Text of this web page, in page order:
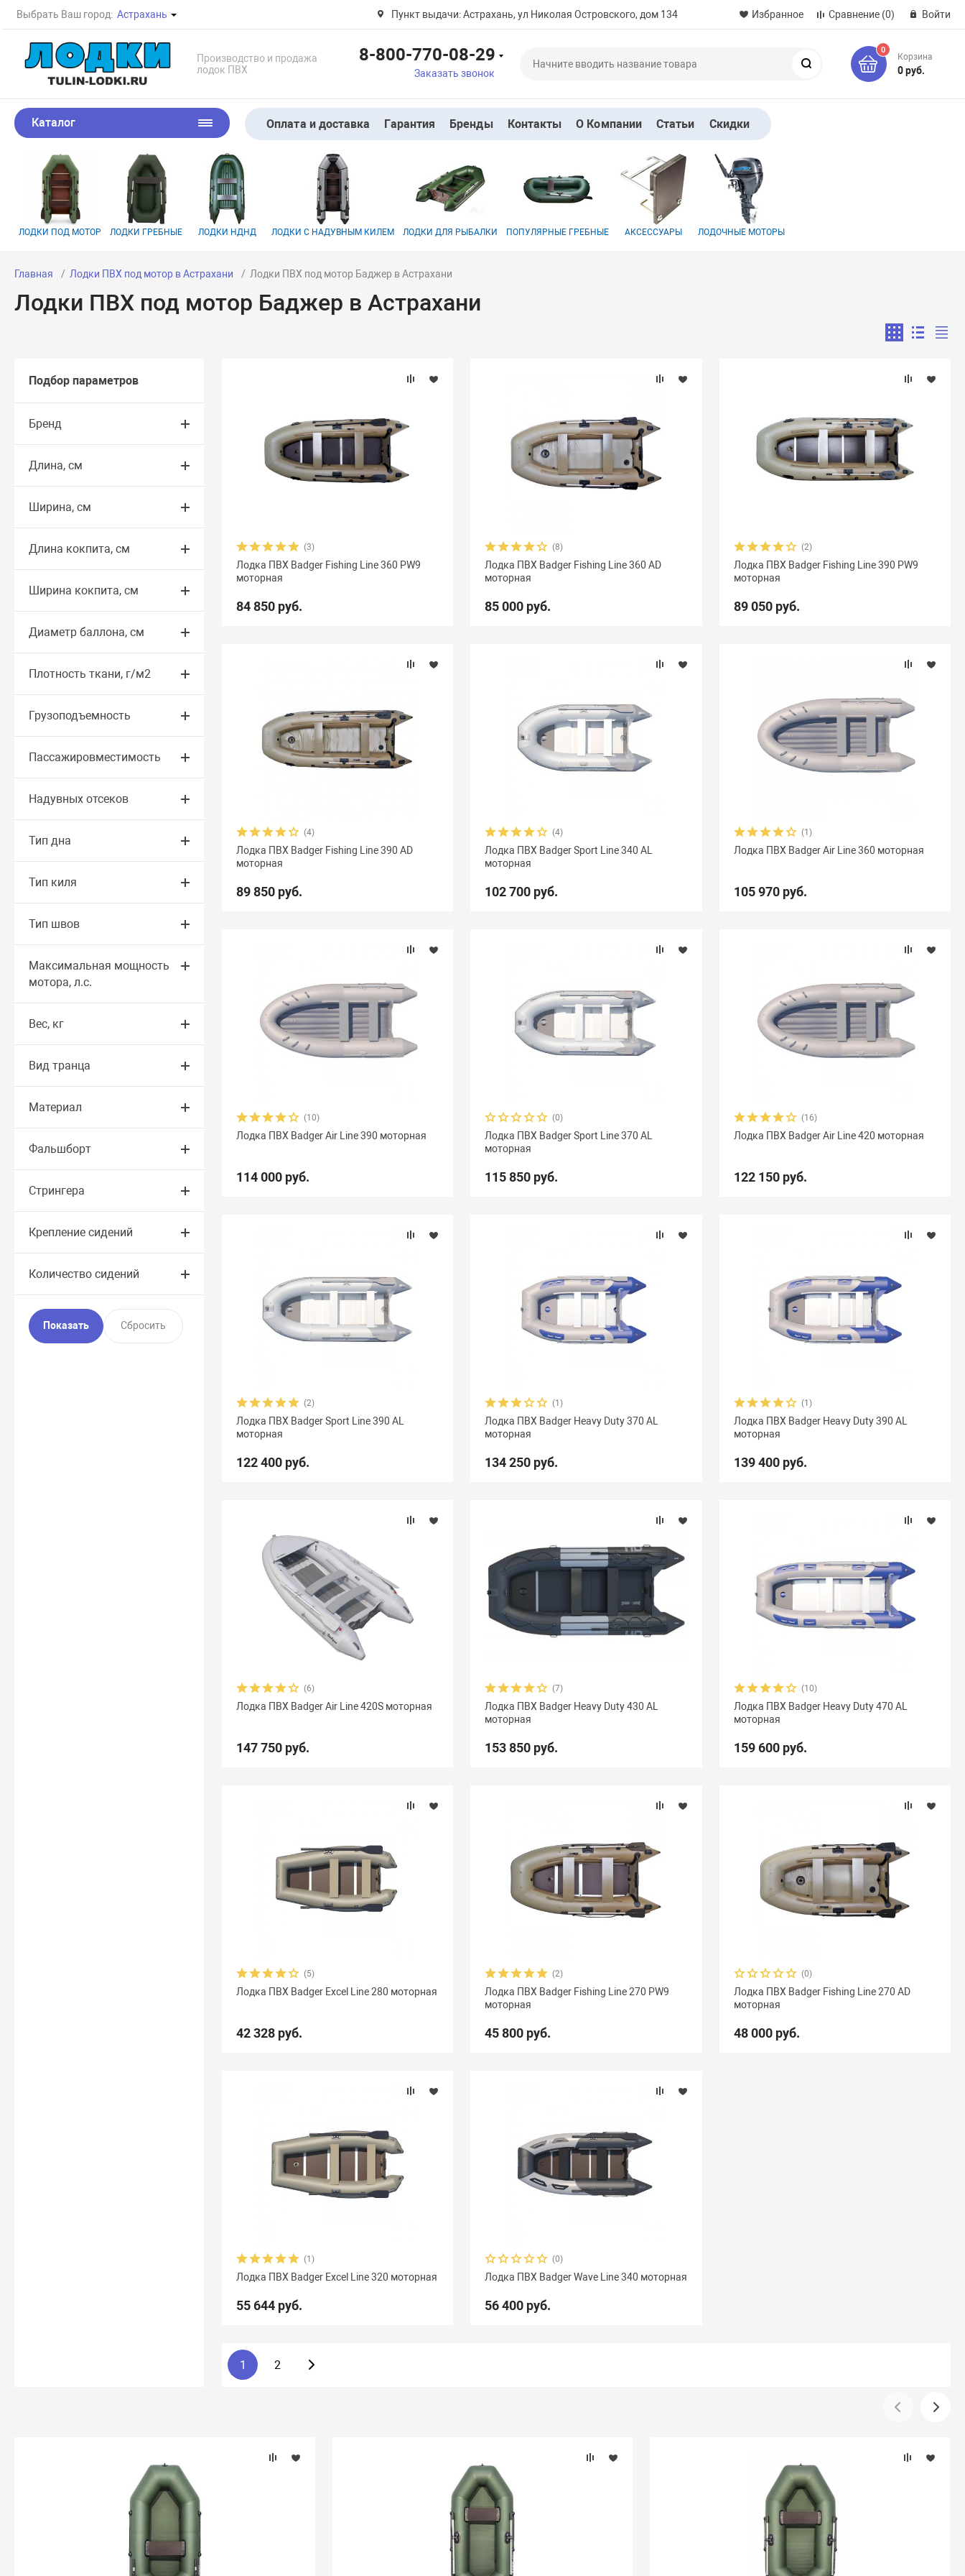
Выбрать Ваш город: Астрахань Пункт выдачи: Астрахань, ул Николая Островского, дом 134 Избранное Сравнение (0) Войти
Производство и продажа
лодок ПВХ
8-800-770-08-29
Заказать звонок
0
Корзина
0 руб.
Каталог Оплата и доставка Гарантия Бренды Контакты О Компании Статьи Скидки
ЛОДКИ ПОД МОТОР ЛОДКИ ГРЕБНЫЕ ЛОДКИ НДНД ЛОДКИ С НАДУВНЫМ КИЛЕМ ЛОДКИ ДЛЯ РЫБАЛКИ ПОПУЛЯРНЫЕ ГРЕБНЫЕ АКСЕССУАРЫ ЛОДОЧНЫЕ МОТОРЫ
Главная Лодки ПВХ под мотор в Астрахани Лодки ПВХ под мотор Баджер в Астрахани
Лодки ПВХ под мотор Баджер в Астрахани
Подбор параметров
Бренд
Длина, см
Ширина, см
Длина кокпита, см
Ширина кокпита, см
Диаметр баллона, см
Плотность ткани, г/м2
Грузоподъемность
Пассажировместимость
Надувных отсеков
Тип дна
Тип киля
Тип швов
Максимальная мощность
мотора, л.с.
Вес, кг
Вид транца
Материал
Фальшборт
Стрингера
Крепление сидений
Количество сидений
(3)
Лодка ПВХ Badger Fishing Line 360 PW9
моторная
84 850 руб.
(8)
Лодка ПВХ Badger Fishing Line 360 AD
моторная
85 000 руб.
(2)
Лодка ПВХ Badger Fishing Line 390 PW9
моторная
89 050 руб.
(4)
Лодка ПВХ Badger Fishing Line 390 AD
моторная
89 850 руб.
(4)
Лодка ПВХ Badger Sport Line 340 AL
моторная
102 700 руб.
(1)
Лодка ПВХ Badger Air Line 360 моторная
105 970 руб.
(10)
Лодка ПВХ Badger Air Line 390 моторная
114 000 руб.
(0)
Лодка ПВХ Badger Sport Line 370 AL
моторная
115 850 руб.
(16)
Лодка ПВХ Badger Air Line 420 моторная
122 150 руб.
(2)
Лодка ПВХ Badger Sport Line 390 AL
моторная
122 400 руб.
(1)
Лодка ПВХ Badger Heavy Duty 370 AL
моторная
134 250 руб.
(1)
Лодка ПВХ Badger Heavy Duty 390 AL
моторная
139 400 руб.
(6)
Лодка ПВХ Badger Air Line 420S моторная
147 750 руб.
(7)
Лодка ПВХ Badger Heavy Duty 430 AL
моторная
153 850 руб.
(10)
Лодка ПВХ Badger Heavy Duty 470 AL
моторная
159 600 руб.
(5)
Лодка ПВХ Badger Excel Line 280 моторная
42 328 руб.
(2)
Лодка ПВХ Badger Fishing Line 270 PW9
моторная
45 800 руб.
(0)
Лодка ПВХ Badger Fishing Line 270 AD
моторная
48 000 руб.
(1)
Лодка ПВХ Badger Excel Line 320 моторная
55 644 руб.
(0)
Лодка ПВХ Badger Wave Line 340 моторная
56 400 руб.
1 2